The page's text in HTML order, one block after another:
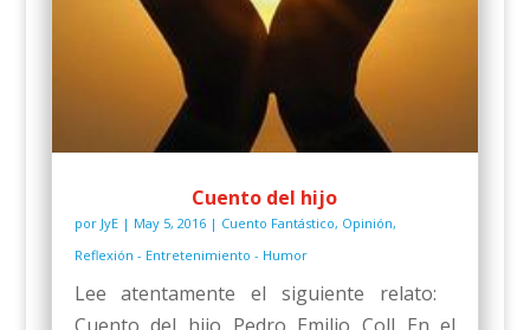
Cuento del hijo
por JyE| May 5, 2016| Cuento Fantástico, Opinión,
Reflexión - Entretenimiento - Humor
Lee atentamente el siguiente relato: